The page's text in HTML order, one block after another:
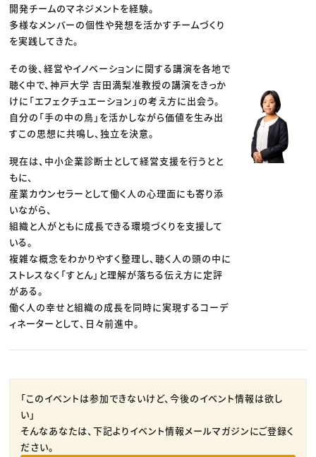
開発チームのマネジメントを経験。
多様なメンバーの個性や発想を活かすチームづくり
を実践してきた。
その後、経営やイノベーションに関する講演を各地で
聴く中で、神戸大学 吉田満梨准教授の講演をきっか
けに「エフェクチュエーション」の考え方に出会う。
自分の「手の中の鳥」を活かしながら価値を生み出
すこの思想に共鳴し、独立を決意。
現在は、中小企業診断士として経営支援を行うとと
もに、
産業カウンセラーとして働く人の心理面にも寄り添
いながら、
組織と人がともに成長できる環境づくりを支援して
いる。
複雑な概念をわかりやすく整理し、聴く人の頭の中に
ストレスなく「すとん」と理解が落ちる伝え方に定評
がある。
働く人の幸せと組織の成長を同時に実現するコーデ
ィネーターとして、日々前進中。
「このイベントは参加できないけど、今後のイベント情報は欲し
い」
そんなあなたは、下記よりイベント情報メールマガジンにご登録く
ださい。